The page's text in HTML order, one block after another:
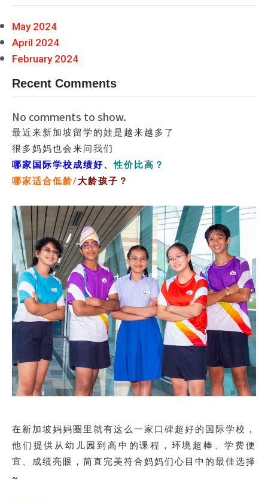
May 2024
April 2024
February 2024
Recent Comments
No comments to show.
最近来新加坡留学的娃是越来越多了
很多妈妈也会来问我们
哪家国际学校成绩好、性价比高？
哪家适合低龄/大龄孩子？
在新加坡妈妈圈里就有这么一家口碑超好的国际学校，
他们提供从幼儿园到高中的课程，环境超棒、学费便
宜、成绩亮眼，简直完美符合妈妈们心目中的最佳选择
~